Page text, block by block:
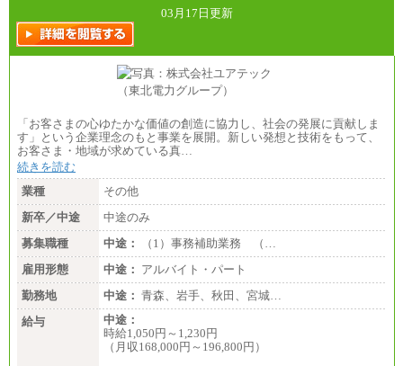
訪日事業職 月給202,000～227,000円＋地域間調整
給
※詳細はJTBキャリアサイトよりご確認ください。
■(株)JTBビジネストランスフォーム
総合職 月給205,000～225,000円＋地域間調整給
エリア総合職 月給185,000円＋地域間調整給
■(株)JTBデータサービス ※2027年新卒募集終了
総合職 月給186,000～194,000円＋地域手当
■I&Jデジタルイノベーション(株)
総合職 月給224,500～242,600円＋地域手当
※詳細はJTBキャリアサイトよりご確認ください。
＜有期社員コース＞
■(株)JTBビジネストランスフォーム
有期契約職 月給185,000～195,000円
※詳細はJTBキャリアサイトよりご確認ください。
■(株)JTBパブリッシング ※2027年新卒募集終了
総合職 月給241,000円
中途：
①月給227,000円以上
03月17日更新
「お客さまの心ゆたかな価値の創造に協力し、社会の発展に貢献しま
す」という企業理念のもと事業を展開。新しい発想と技術をもって、
お客さま・地域が求めている真…
続きを読む
業種
その他
新卒／中途
中途のみ
募集職種
中途：
（1）事務補助業務 （…
雇用形態
中途： アルバイト・パート
勤務地
中途： 青森、岩手、秋田、宮城…
給与
中途：
時給1,050円～1,230円
（月収168,000円～196,800円）